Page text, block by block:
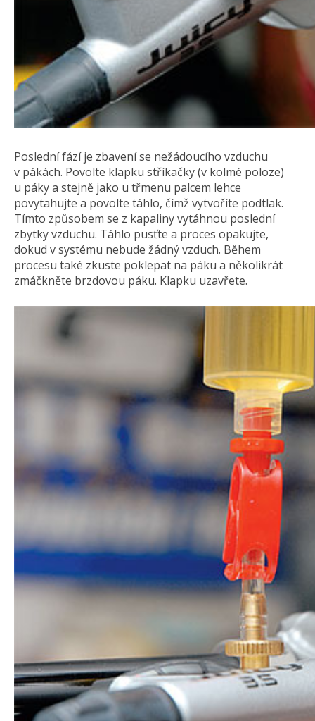
Poslední fází je zbavení se nežádoucího vzduchu
v pákách. Povolte klapku stříkačky (v kolmé poloze)
u páky a stejně jako u třmenu palcem lehce
povytahujte a povolte táhlo, čímž vytvoříte podtlak.
Tímto způsobem se z kapaliny vytáhnou poslední
zbytky vzduchu. Táhlo pusťte a proces opakujte,
dokud v systému nebude žádný vzduch. Během
procesu také zkuste poklepat na páku a několikrát
zmáčkněte brzdovou páku. Klapku uzavřete.